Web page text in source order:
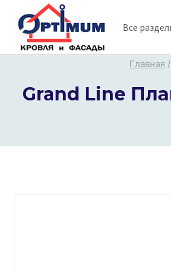
содержимому
Все
Главная /
Grand Line